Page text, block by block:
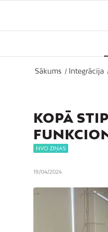
Sākums / Integrācija
KOPĀ
NVO ZIŅAS
19/04/2024